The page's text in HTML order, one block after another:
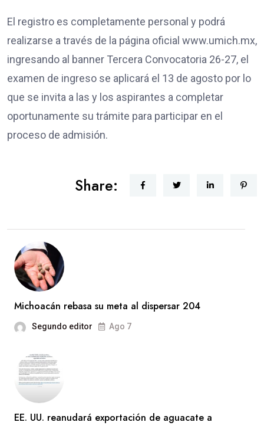
El registro es completamente personal y podrá
realizarse a través de la página oficial www.umich.mx,
ingresando al banner Tercera Convocatoria 26-27, el
examen de ingreso se aplicará el 13 de agosto por lo
que se invita a las y los aspirantes a completar
oportunamente su trámite para participar en el
proceso de admisión.
Share:
Michoacán rebasa su meta al dispersar 204
Segundo editor Ago 7
EE. UU. reanudará exportación de aguacate a